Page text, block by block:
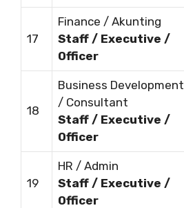
17
Finance / Akunting
Staff / Executive /
Officer
18
Business Development
/ Consultant
Staff / Executive /
Officer
19
HR / Admin
Staff / Executive /
Officer